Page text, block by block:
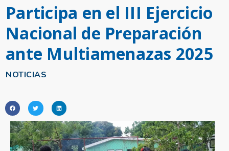
NOTICIAS
Participa en el III Ejercicio
Nacional de Preparación
ante Multiamenazas 2025